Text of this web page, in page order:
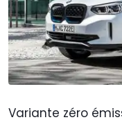
Variante zéro